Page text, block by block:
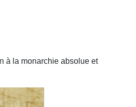
à la monarchie absolue et